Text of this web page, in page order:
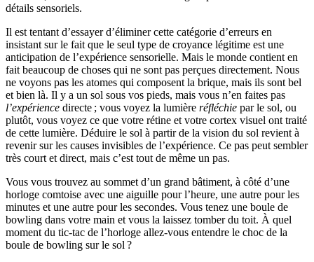
détails sensoriels.
Il est tentant d’essayer d’éliminer cette catégorie d’erreurs en
insistant sur le fait que le seul type de croyance légitime est une
anticipation de l’expérience sensorielle. Mais le monde contient en
fait beaucoup de choses qui ne sont pas perçues directement. Nous
ne voyons pas les atomes qui composent la brique, mais ils sont bel
et bien là. Il y a un sol sous vos pieds, mais vous n’en faites pas
l’expérience directe ; vous voyez la lumière réfléchie par le sol, ou
plutôt, vous voyez ce que votre rétine et votre cortex visuel ont traité
de cette lumière. Déduire le sol à partir de la vision du sol revient à
revenir sur les causes invisibles de l’expérience. Ce pas peut sembler
très court et direct, mais c’est tout de même un pas.
Vous vous trouvez au sommet d’un grand bâtiment, à côté d’une
horloge comtoise avec une aiguille pour l’heure, une autre pour les
minutes et une autre pour les secondes. Vous tenez une boule de
bowling dans votre main et vous la laissez tomber du toit. À quel
moment du tic-tac de l’horloge allez-vous entendre le choc de la
boule de bowling sur le sol ?